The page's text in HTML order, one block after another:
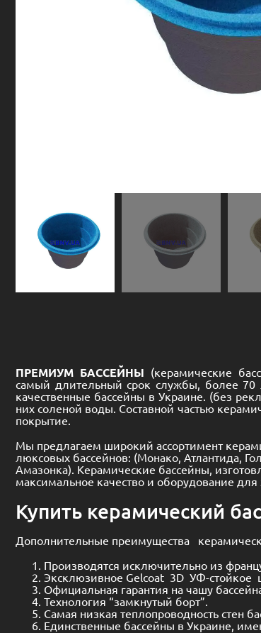
ПРЕМИУМ БАССЕЙНЫ (керамические
самый длительный срок службы, более 70
качественные бассейны в Украине. (без
них соленой воды. Составной частью
покрытие.
Мы предлагаем широкий ассортимент
люксовых бассейнов: (Монако, Атлантида,
Амазонка). Керамические бассейны,
максимальное качество и оборудование
Купить керамический
Дополнительные преимущества
Производятся исключительно из
Эксклюзивное Gelcoat 3D УФ-стойкое
Официальная гарантия на чашу
Технология “замкнутый борт”.
Самая низкая теплопроводность стен
Единственные бассейны в Украине,